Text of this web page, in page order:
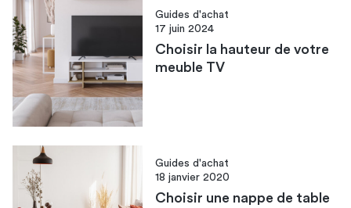
Guides d'achat
17 juin 2024
Choisir la hauteur de votre
meuble TV
Guides d'achat
18 janvier 2020
Choisir une nappe de table